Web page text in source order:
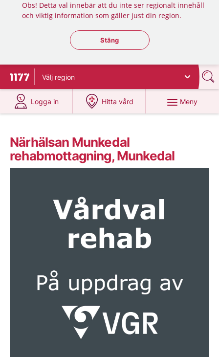
Obs! Detta val innebär att du inte ser regionalt innehåll
och viktig information som gäller just din region.
Stäng regionsväljaren
Stäng
Till startsidan för 1177
Välj region
Logga in
på 1177.se
Hitta vård
på 1177.se
Meny
Närhälsan Munkedal
rehabmottagning, Munkedal